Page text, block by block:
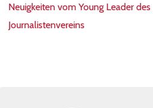
Neuigkeiten vom Young Leader
Journalistenvereins